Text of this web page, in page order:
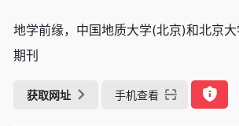
地学前缘，中国地质大学(北京)和北京
期刊
获取网址 手机查看